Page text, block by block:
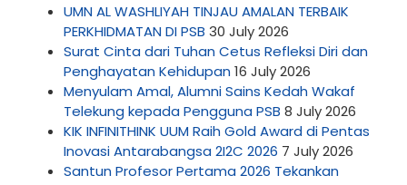
UMN AL WASHLIYAH TINJAU AMALAN TERBAIK
PERKHIDMATAN DI PSB 30 July 2026
Surat Cinta dari Tuhan Cetus Refleksi Diri dan
Penghayatan Kehidupan 16 July 2026
Menyulam Amal, Alumni Sains Kedah Wakaf
Telekung kepada Pengguna PSB 8 July 2026
KIK INFINITHINK UUM Raih Gold Award di Pentas
Inovasi Antarabangsa 2I2C 2026 7 July 2026
Santun Profesor Pertama 2026 Tekankan